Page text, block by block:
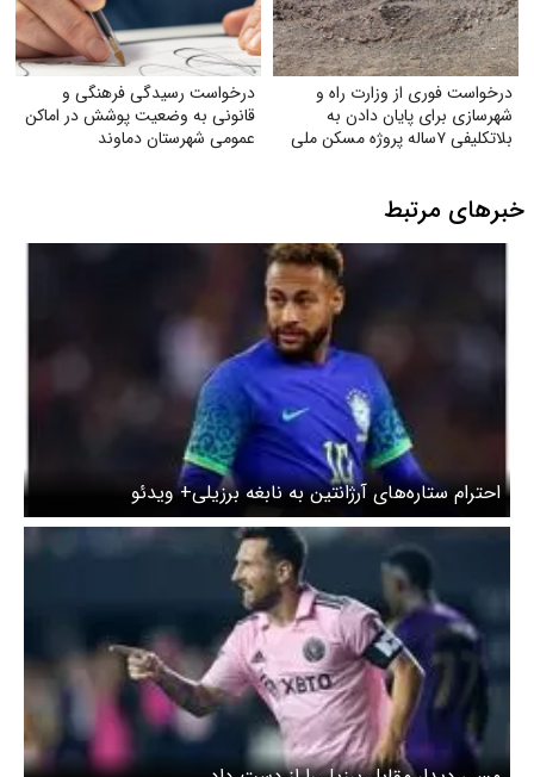
درخواست فوری از وزارت راه و
شهرسازی برای پایان دادن به
بلاتکلیفی ۷ساله پروژه مسکن ملی
درخواست رسیدگی فرهنگی و
قانونی به وضعیت پوشش در اماکن
عمومی شهرستان دماوند
خبرهای مرتبط
احترام ستاره‌های آرژانتین به نابغه برزیلی+ ویدئو